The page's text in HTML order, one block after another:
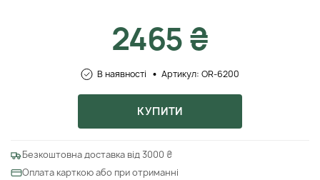
2465 ₴
В наявності Артикул: OR-6200
КУПИТИ
Безкоштовна доставка від 3000 ₴
Оплата карткою або при отриманні